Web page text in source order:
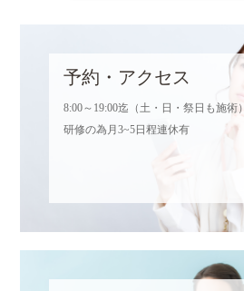
予約・アクセス
8:00～19:00迄（土・日・祭日も施術）
研修の為月3~5日程連休有